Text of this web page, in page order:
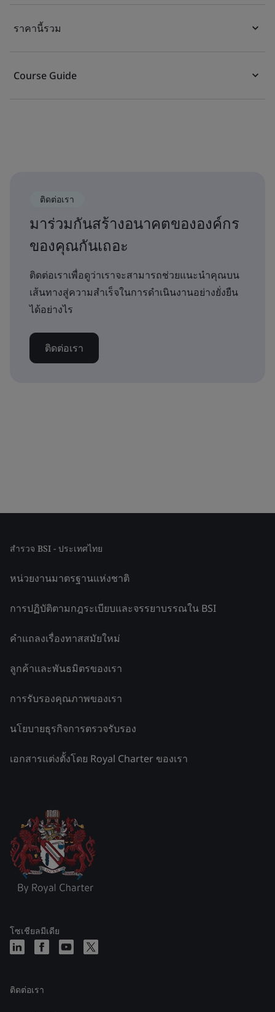
ราคานี้รวม
Course Guide
ติดต่อเรา
มาร่วมกันสร้างอนาคตขององค์กร
ของคุณกันเถอะ
ติดต่อเราเพื่อดูว่าเราจะสามารถช่วยแนะนำคุณบน
เส้นทางสู่ความสำเร็จในการดำเนินงานอย่างยั่งยืน
ได้อย่างไร
ติดต่อเรา
สำรวจ BSI - ประเทศไทย
หน่วยงานมาตรฐานแห่งชาติ
การปฏิบัติตามกฎระเบียบและจรรยาบรรณใน BSI
คำแถลงเรื่องทาสสมัยใหม่
ลูกค้าและพันธมิตรของเรา
การรับรองคุณภาพของเรา
นโยบายธุรกิจการตรวจรับรอง
เอกสารแต่งตั้งโดย Royal Charter ของเรา
โซเชียลมีเดีย
ติดต่อเรา